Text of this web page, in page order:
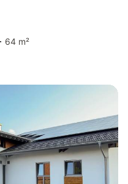
64 m²